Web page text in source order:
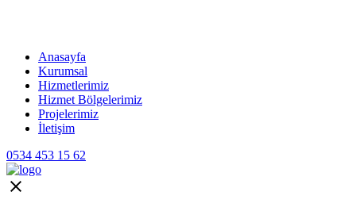
Anasayfa
Kurumsal
Hizmetlerimiz
Hizmet Bölgelerimiz
Projelerimiz
İletişim
0534 453 15 62